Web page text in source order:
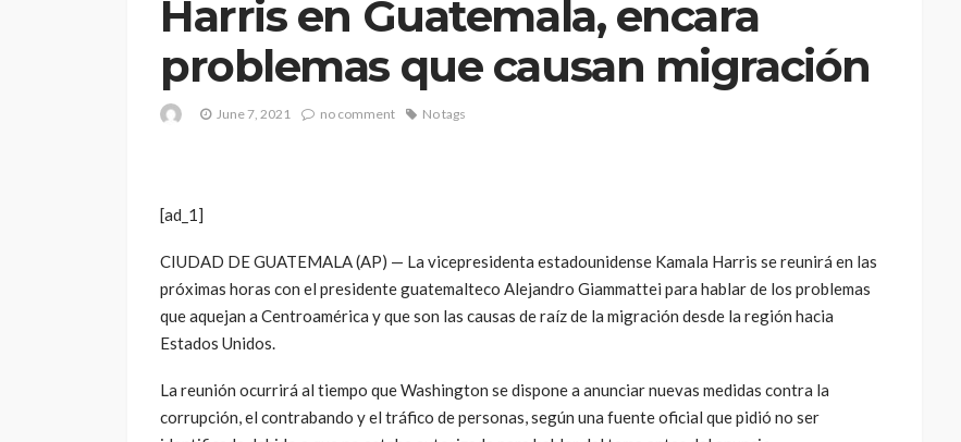
Harris en Guatemala, encara
problemas que causan migración
June 7, 2021 no comment No tags
[ad_1]
CIUDAD DE GUATEMALA (AP) — La vicepresidenta estadounidense Kamala Harris se reunirá en las
próximas horas con el presidente guatemalteco Alejandro Giammattei para hablar de los problemas
que aquejan a Centroamérica y que son las causas de raíz de la migración desde la región hacia
Estados Unidos.
La reunión ocurrirá al tiempo que Washington se dispone a anunciar nuevas medidas contra la
corrupción, el contrabando y el tráfico de personas, según una fuente oficial que pidió no ser